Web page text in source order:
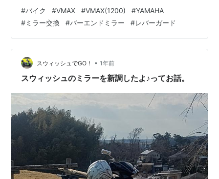
#バイク #VMAX #VMAX(1200) #YAMAHA
#ミラー交換 #バーエンドミラー #レバーガード
スウィッシュでGO！ • 1年前
スウィッシュのミラーを新調したよ♪ってお話。